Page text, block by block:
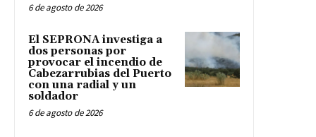
6 de agosto de 2026
El SEPRONA investiga a
dos personas por
provocar el incendio de
Cabezarrubias del Puerto
con una radial y un
soldador
6 de agosto de 2026